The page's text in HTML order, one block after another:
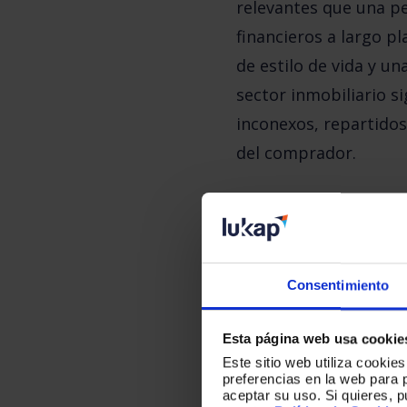
Consentimiento
Esta página web usa
Este sitio web utiliza
preferencias en la web para
aceptar su uso. Si quieres,
relevantes que una
financieros a largo
de estilo de vida y
sector inmobiliario
inconexos,
del comprador.
Promotores,
distintos. El
comprador, en
involuntario de un
presión.